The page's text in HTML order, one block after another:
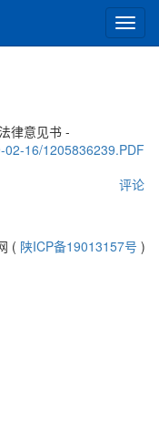
切
换
律意见书 -
16/1205836239.PDF
评论
( 陕ICP备19013157号 )